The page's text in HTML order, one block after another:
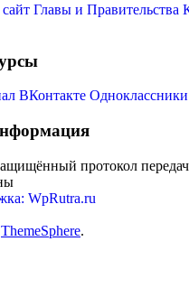
Главы и Правительства
ВКонтакте Одноклассники
протокол
WpRutra.ru
ThemeSphere.